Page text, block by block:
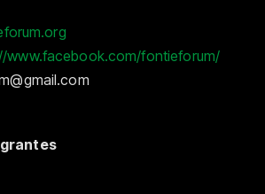
www.facebook.com/fontieforum/